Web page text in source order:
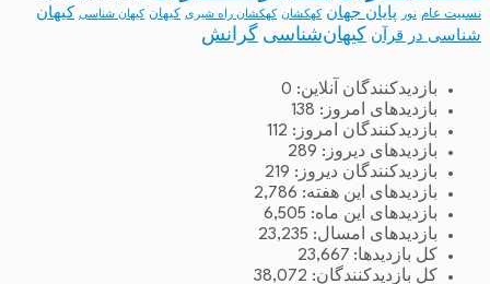
نسبیت عام نور پایان جهان کهکشان کهکشان راه شیری کیهان کیهان شناسی
کیهان
شناسی در قرآن
کیهان‌شناسی گرانش
بازدیدکنندگان آنلاین: 0
بازدیدهای امروز: 138
بازدیدکنندگان امروز: 112
بازدیدهای دیروز: 289
بازدیدکنندگان دیروز: 219
بازدیدهای این هفته: 2,786
بازدیدهای این ماه: 6,505
بازدیدهای امسال: 23,235
کل بازدیدها: 23,667
کل بازدیدکنند‌گان: 38,072